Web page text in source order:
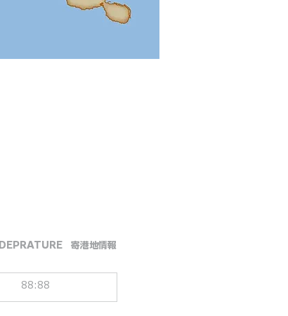
DEPRATURE ​寄港地情報
88:88